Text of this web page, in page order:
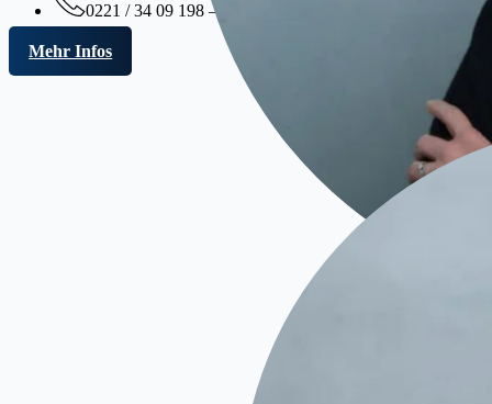
0221 / 34 09 198 – 0
Mehr Infos